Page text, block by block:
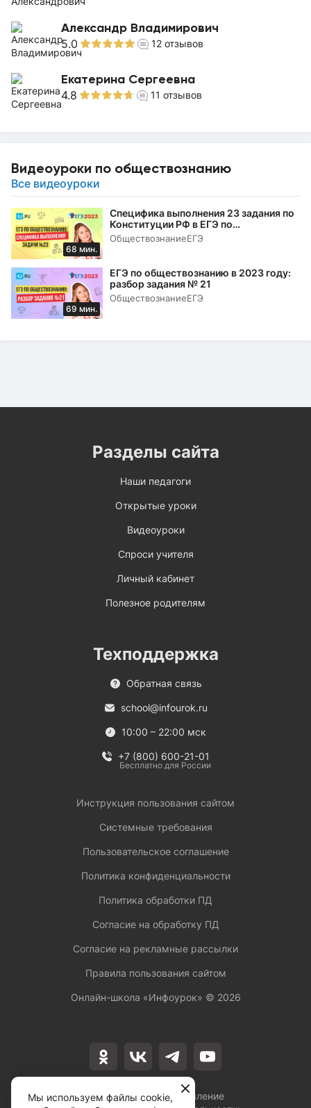
Александр Владимирович
5.0 12 отзывов
Екатерина Сергеевна
4.8 11 отзывов
Видеоуроки по обществознанию
Все видеоуроки
68 мин.
Специфика выполнения 23 задания по
Конституции РФ в ЕГЭ по
обществознанию в 2023 году
ОбществознаниеЕГЭ
69 мин.
ЕГЭ по обществознанию в 2023 году:
разбор задания № 21
ОбществознаниеЕГЭ
Лицензия на осуществление
Разделы сайта
Наши педагоги
Открытые уроки
Видеоуроки
Спроси учителя
Личный кабинет
Полезное родителям
Техподдержка
Обратная связь
school@infourok.ru
10:00 – 22:00 мск
+7 (800) 600-21-01
Бесплатно для России
Инструкция пользования сайтом
Системные требования
Пользовательское соглашение
Политика конфиденциальности
Политика обработки ПД
Согласие на обработку ПД
Согласие на рекламные рассылки
Правила пользования сайтом
Онлайн-школа «Инфоурок» © 2026
Мы используем файлы cookie,